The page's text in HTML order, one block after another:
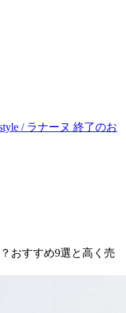
/ ラナーヌ 終了のお
おすすめ9選と高く売